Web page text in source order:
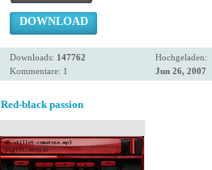
DOWNLOAD
Downloads: 147762
Kommentare: 1
Hochgeladen:
Jun 26, 2007
Red-black passion